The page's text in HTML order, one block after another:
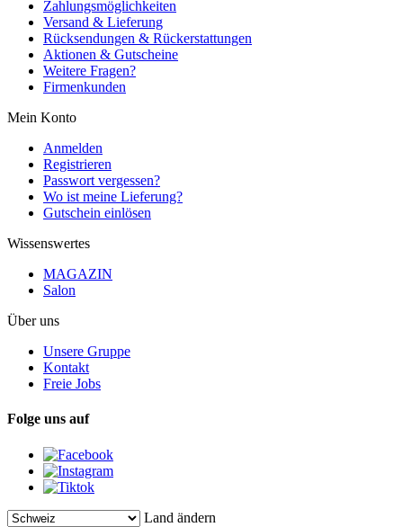
Zahlungsmöglichkeiten
Versand & Lieferung
Rücksendungen & Rückerstattungen
Aktionen & Gutscheine
Weitere Fragen?
Firmenkunden
Mein Konto
Anmelden
Registrieren
Passwort vergessen?
Wo ist meine Lieferung?
Gutschein einlösen
Wissenswertes
MAGAZIN
Salon
Über uns
Unsere Gruppe
Kontakt
Freie Jobs
Folge uns auf
Land ändern